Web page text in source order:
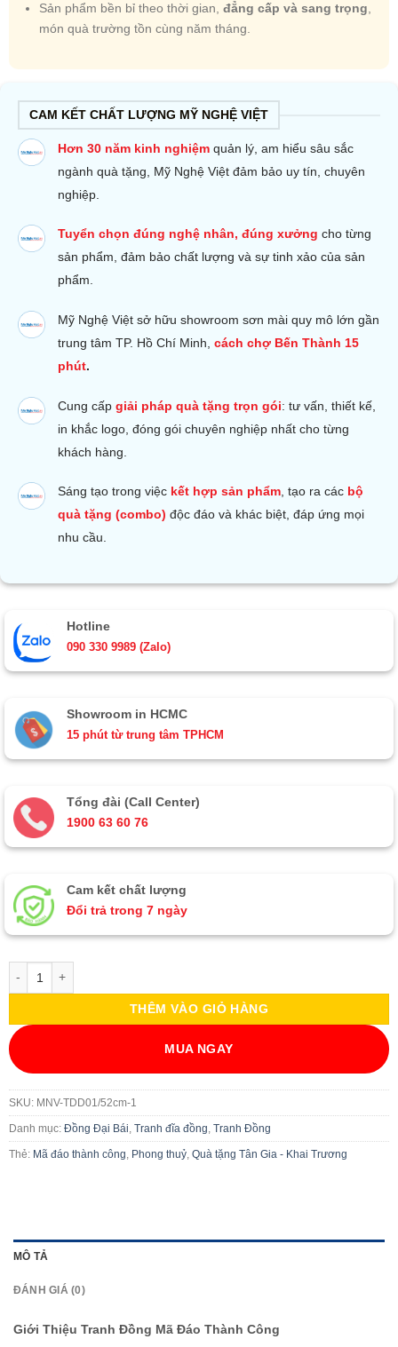
Sản phẩm bền bỉ theo thời gian, đẳng cấp và sang trọng,
món quà trường tồn cùng năm tháng.
CAM KẾT CHẤT LƯỢNG MỸ NGHỆ VIỆT
Hơn 30 năm kinh nghiệm quản lý, am hiểu sâu sắc
ngành quà tặng, Mỹ Nghệ Việt đảm bảo uy tín, chuyên
nghiệp.
Tuyển chọn đúng nghệ nhân, đúng xưởngcho từng
sản phẩm, đảm bảo chất lượng và sự tinh xảo của sản
phẩm.
Mỹ Nghệ Việt sở hữu showroom sơn mài quy mô lớn gần
trung tâm TP. Hồ Chí Minh,cách chợ Bến Thành 15
phút.
Cung cấpgiải pháp quà tặng trọn gói: tư vấn, thiết kế,
in khắc logo, đóng gói chuyên nghiệp nhất cho từng
khách hàng.
Sáng tạo trong việc kết hợp sản phẩm, tạo ra các bộ
quà tặng (combo) độc đáo và khác biệt, đáp ứng mọi
nhu cầu.
Hotline
090 330 9989 (Zalo)
Showroom in HCMC
15 phút từ trung tâm TPHCM
Tổng đài (Call Center)
1900 63 60 76
Cam kết chất lượng
Đổi trả trong 7 ngày
THÊM VÀO GIỎ HÀNG
MUA NGAY
SKU: MNV-TDD01/52cm-1
Danh mục: Đồng Đại Bái, Tranh đĩa đồng, Tranh Đồng
Thẻ: Mã đáo thành công, Phong thuỷ, Quà tặng Tân Gia - Khai Trương
MÔ TẢ
ĐÁNH GIÁ (0)
Giới Thiệu Tranh Đồng Mã Đáo Thành Công